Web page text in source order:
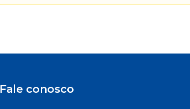
Fale conosco